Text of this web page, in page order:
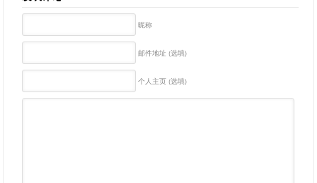
昵称
邮件地址 (选填)
个人主页 (选填)